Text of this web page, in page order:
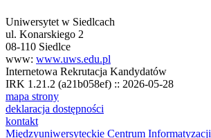
Uniwersytet w Siedlcach
ul. Konarskiego 2
08-110 Siedlce
www: www.uws.edu.pl
Internetowa Rekrutacja Kandydatów
IRK 1.21.2 (a21b058ef) :: 2026-05-28
mapa strony
deklaracja dostępności
kontakt
Międzyuniwersyteckie Centrum Informatyzacji